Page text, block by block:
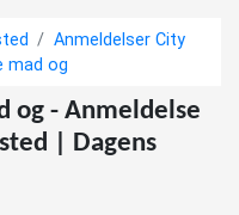
Anmeldelser City
mad og
og - Anmeldelse
| Dagens